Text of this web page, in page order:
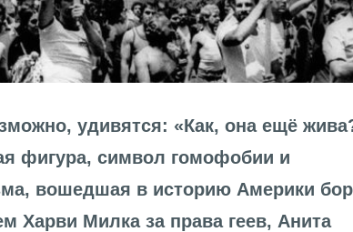
удивятся: «Как, она ещё
фигура, символ гомофобии и
вошедшая в историю Америки
Харви Милка за права геев, Анита